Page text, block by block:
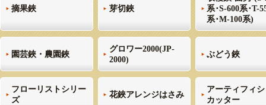
摘果鋏 芽切鋏
系･S-600系･T-
系･M-100系)
園芸鋏・農園鋏
グロワー2000(JP-
2000)
ぶどう鋏
フローリストシリー
ズ
花鋏アレンジはさみ
アーティフィ
カッター